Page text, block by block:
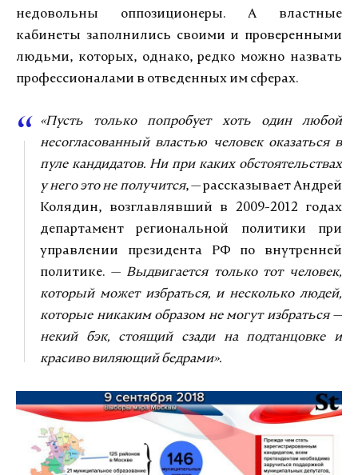
недовольны оппозиционеры. А властные
кабинеты заполнились своими и проверенными
людьми, которых, однако, редко можно назвать
профессионалами в отведенных им сферах.
«Пусть только попробует хоть один любой
несогласованный властью человек оказаться в
пуле кандидатов. Ни при каких обстоятельствах
у него это не получится, — рассказывает Андрей
Колядин, возглавлявший в 2009-2012 годах
департамент региональной политики при
управлении президента РФ по внутренней
политике. — Выдвигается только тот человек,
который может избраться, и несколько людей,
которые никаким образом не могут избраться —
некий бэк, стоящий сзади на подтанцовке и
красиво виляющий бедрами».